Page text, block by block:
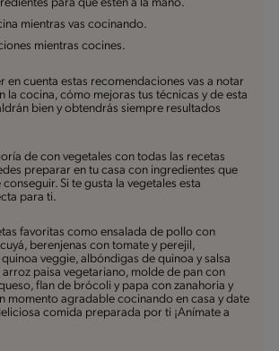
para que estén a la mano.
mientras vas cocinando.
mientras cocines.
en cuenta estas recomendaciones vas a notar
la cocina, cómo mejoras tus técnicas y de esta
bien y obtendrás siempre resultados
de con vegetales con todas las recetas
preparar en tu casa con ingredientes que
Si te gusta la vegetales esta
para ti.
favoritas como ensalada de pollo con
berenjenas con tomate y perejil,
veggie, albóndigas de quinoa y salsa
arroz paisa vegetariano, molde de pan con
flan de brócoli y papa con zanahoria y
momento agradable cocinando en casa y date
comida preparada por ti ¡Anímate a